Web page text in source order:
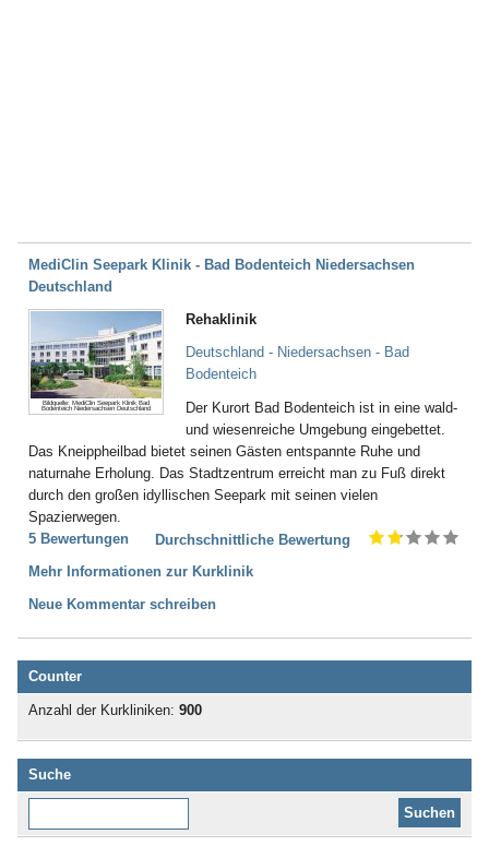
MediClin Seepark Klinik - Bad Bodenteich Niedersachsen
Deutschland
Bildquelle: MediClin Seepark Klinik Bad
Bodenteich Niedersachsen Deutschland
Rehaklinik
Deutschland - Niedersachsen - Bad
Bodenteich
Der Kurort Bad Bodenteich ist in eine wald-
und wiesenreiche Umgebung eingebettet.
Das Kneippheilbad bietet seinen Gästen entspannte Ruhe und
naturnahe Erholung. Das Stadtzentrum erreicht man zu Fuß direkt
durch den großen idyllischen Seepark mit seinen vielen
Spazierwegen.
5 Bewertungen
Durchschnittliche Bewertung
Mehr Informationen zur Kurklinik
Neue Kommentar schreiben
Counter
Anzahl der Kurkliniken: 900
Suche